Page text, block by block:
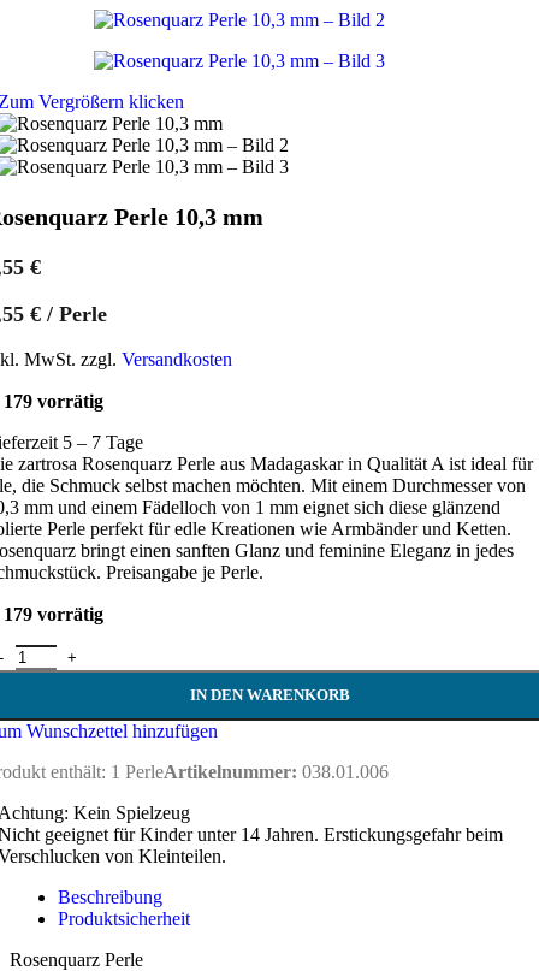
Vergrößern klicken
Perle 10,3 mm
€
€ / Perle
MwSt. zzgl. Versandkosten
179 vorrätig
5 – 7 Tage
zartrosa Rosenquarz Perle aus Madagaskar in Qualität A ist ideal für
die Schmuck selbst machen möchten. Mit einem Durchmesser von
mm und einem Fädelloch von 1 mm eignet sich diese glänzend
Perle perfekt für edle Kreationen wie Armbänder und Ketten.
bringt einen sanften Glanz und feminine Eleganz in jedes
Preisangabe je Perle.
179 vorrätig
Perle 10,3 mm Menge
IN DEN WARENKORB
Wunschzettel hinzufügen
enthält: 1 PerleArtikelnummer: 038.01.006
Kein Spielzeug
geeignet für Kinder unter 14 Jahren. Erstickungsgefahr beim
von Kleinteilen.
Beschreibung
Produktsicherheit
Rosenquarz Perle